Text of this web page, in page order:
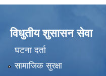
विधुतीय शुसासन सेवा
घटना दर्ता
सामाजिक सुरक्षा